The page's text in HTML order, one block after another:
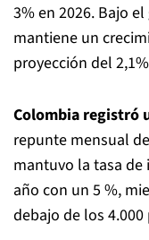
3% en 2026. Bajo el
mantiene un
proyección del
Colombia registró
repunte mensual
mantuvo la tasa de
año con un 5 %,
debajo de los